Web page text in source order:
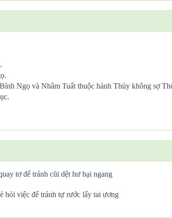
Ngọ và Nhâm Tuất thuộc hành Thủy không sợ
tơ để tránh cũi dệt hư hại ngang
hỏi việc để tránh tự rước lấy tai ương